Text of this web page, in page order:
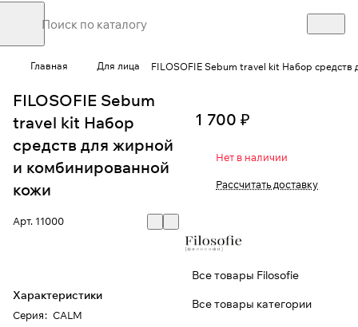
Главная Для лица FILOSOFIE Sebum travel kit Набор
FILOSOFIE Sebum
travel kit Набор
средств для жирной
и комбинированной
кожи
Арт. 11000
Характеристики
Серия: CALM
1 700 ₽
Нет в наличии
Рассчитать доставку
Все товары Filosofie
Все товары категории